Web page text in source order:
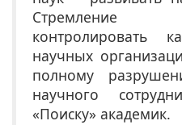
Cтремление
контролировать
научных
полному
научного
«Поиску» академик.